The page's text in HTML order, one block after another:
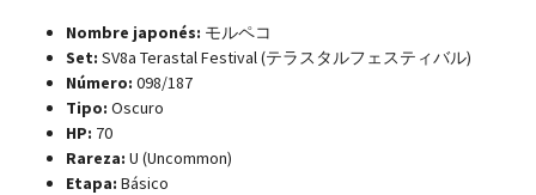
Nombre japonés: モルペコ
Set: SV8a Terastal Festival (テラスタルフェスティバル)
Número: 098/187
Tipo: Oscuro
HP: 70
Rareza: U (Uncommon)
Etapa: Básico